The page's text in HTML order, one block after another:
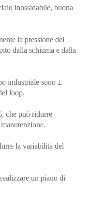
inossidabile, buona
la pressione del
dalla schiuma e dalla
industriale sono ±
loop.
che può ridurre
la variabilità del
un piano di